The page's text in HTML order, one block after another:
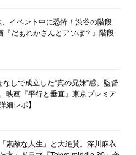
イベント中に恐怖！渋谷の階段
『だぁれかさんとアソぼ？』階段
しで成立した“真の兄妹”感。監督
映画『平行と垂直』東京プレミア
細レポ】
素敵な人生」と大絶賛。深川麻衣